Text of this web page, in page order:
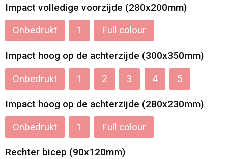
Impact volledige voorzijde (280x200mm)
Onbedrukt 1 Full colour
Impact hoog op de achterzijde (300x350mm)
Onbedrukt 1 2 3 4 5
Impact hoog op de achterzijde (280x230mm)
Onbedrukt 1 Full colour
Rechter bicep (90x120mm)